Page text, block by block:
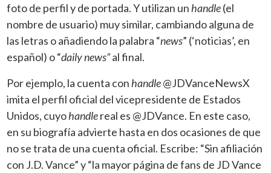
foto de perfil y de portada. Y utilizan un handle(el
nombre de usuario) muy similar, cambiando alguna de
las letras o añadiendo la palabra “news” (‘noticias’, en
español) o “daily news”al final.
Por ejemplo, la cuenta con handle@JDVanceNewsX
imita el perfil oficial del vicepresidente de Estados
Unidos, cuyohandlereal es @JDVance. En este caso,
en su biografía advierte hasta en dos ocasiones de que
no se trata de una cuenta oficial. Escribe: “Sin afiliación
con J.D. Vance” y “la mayor página de fans de JD Vance